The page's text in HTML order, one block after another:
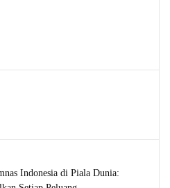
Indonesia di Piala Dunia: